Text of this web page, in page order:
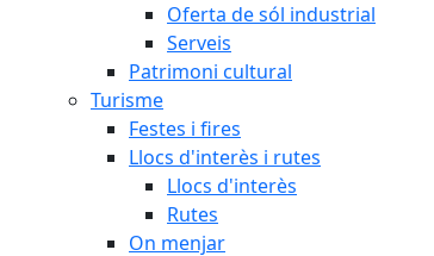
Oferta de sól industrial
Serveis
Patrimoni cultural
Turisme
Festes i fires
Llocs d'interès i rutes
Llocs d'interès
Rutes
On menjar